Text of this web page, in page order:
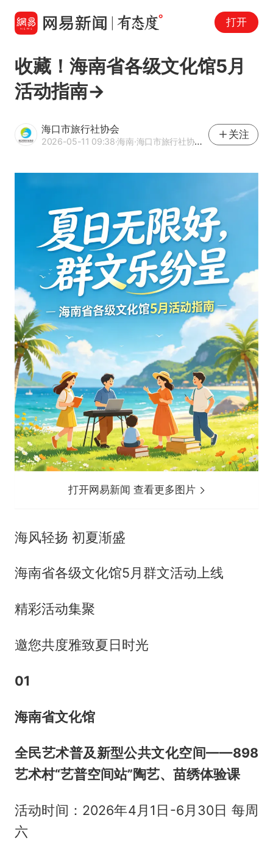
打开
收藏！海南省各级文化馆5月
活动指南→
海口市旅行社协会
2026-05-11 09:38·海南·海口市旅行社协会官方网易号
关注
打开网易新闻 查看更多图片
海风轻扬 初夏渐盛
海南省各级文化馆5月群文活动上线
精彩活动集聚
邀您共度雅致夏日时光
01
海南省文化馆
全民艺术普及新型公共文化空间——898
艺术村“艺普空间站”陶艺、苗绣体验课
活动时间：2026年4月1日-6月30日 每周
六